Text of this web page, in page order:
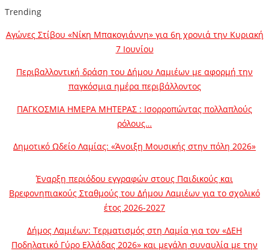
Trending
Αγώνες Στίβου «Νίκη Μπακογιάννη» για 6η χρονιά την Κυριακή
7 Ιουνίου
Περιβαλλοντική δράση του Δήμου Λαμιέων με αφορμή την
παγκόσμια ημέρα περιβάλλοντος
ΠΑΓΚΟΣΜΙΑ ΗΜΕΡΑ ΜΗΤΕΡΑΣ : Ισορροπώντας πολλαπλούς
ρόλους…
Δημοτικό Ωδείο Λαμίας: «Άνοιξη Μουσικής στην πόλη 2026»
Έναρξη περιόδου εγγραφών στους Παιδικούς και
Βρεφονηπιακούς Σταθμούς του Δήμου Λαμιέων για το σχολικό
έτος 2026-2027
Δήμος Λαμιέων: Τερματισμός στη Λαμία για τον «ΔΕΗ
Ποδηλατικό Γύρο Ελλάδας 2026» και μεγάλη συναυλία με την